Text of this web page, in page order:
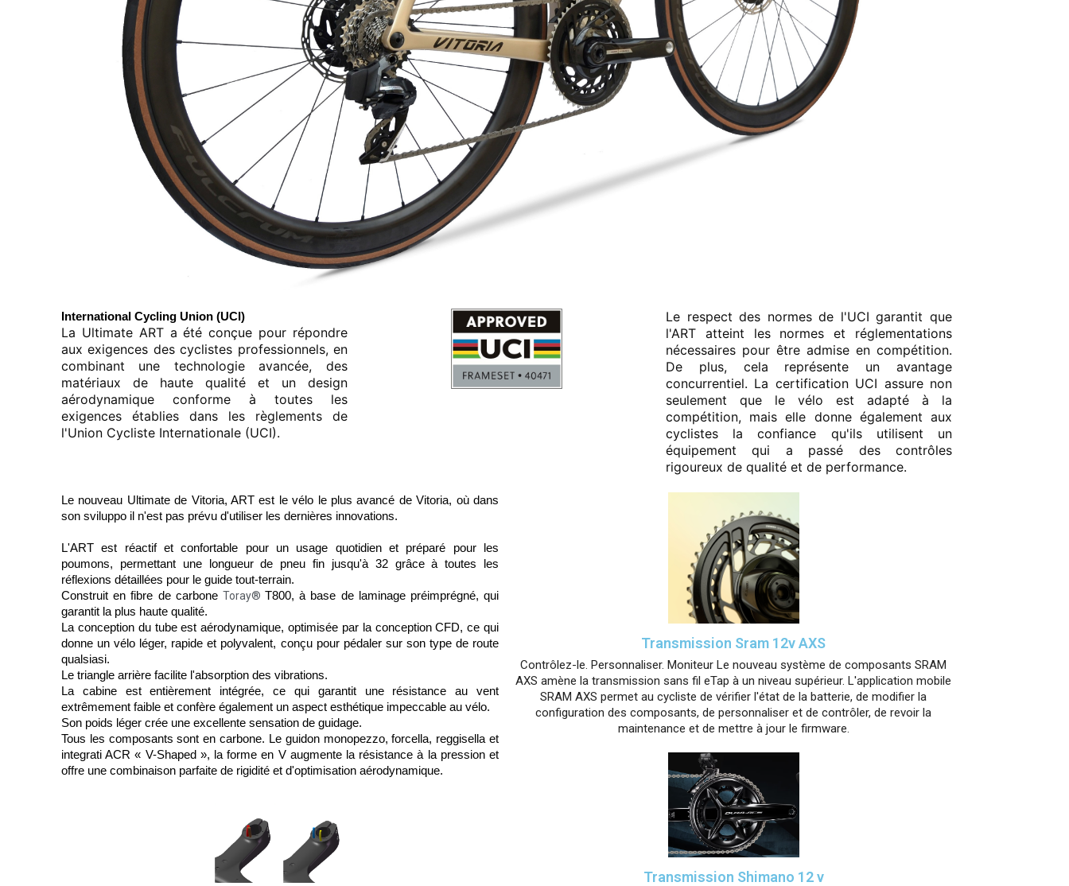
International Cycling Union (UCI)
La Ultimate ART a été conçue pour répondre
aux exigences des cyclistes professionnels, en
combinant une technologie avancée, des
matériaux de haute qualité et un design
aérodynamique conforme à toutes les
exigences établies dans les règlements de
l'Union Cycliste Internationale (UCI).
Le respect des normes de l'UCI garantit que
l'ART atteint les normes et réglementations
nécessaires pour être admise en compétition.
De plus, cela représente un avantage
concurrentiel. La certification UCI assure non
seulement que le vélo est adapté à la
compétition, mais elle donne également aux
cyclistes la confiance qu'ils utilisent un
équipement qui a passé des contrôles
rigoureux de qualité et de performance.
Le nouveau Ultimate de Vitoria, ART est le vélo le plus avancé de Vitoria, où dans
son sviluppo il n'est pas prévu d'utiliser les dernières innovations.
L'ART est réactif et confortable pour un usage quotidien et préparé pour les
poumons, permettant une longueur de pneu fin jusqu'à 32 grâce à toutes les
réflexions détaillées pour le guide tout-terrain.
Construit en fibre de carbone Toray®T800, à base de laminage préimprégné, qui
garantit la plus haute qualité.
La conception du tube est aérodynamique, optimisée par la conception CFD, ce qui
donne un vélo léger, rapide et polyvalent, conçu pour pédaler sur son type de route
qualsiasi.
Le triangle arrière facilite l'absorption des vibrations.
La cabine est entièrement intégrée, ce qui garantit une résistance au vent
extrêmement faible et confère également un aspect esthétique impeccable au vélo.
Son poids léger crée une excellente sensation de guidage.
Tous les composants sont en carbone. Le guidon monopezzo, forcella, reggisella et
integrati ACR « V-Shaped », la forme en V augmente la résistance à la pression et
offre une combinaison parfaite de rigidité et d'optimisation aérodynamique.
Transmission Sram 12v AXS
Contrôlez-le. Personnaliser. Moniteur Le nouveau système de composants SRAM
AXS amène la transmission sans fil eTap à un niveau supérieur. L'application mobile
SRAM AXS permet au cycliste de vérifier l'état de la batterie, de modifier la
configuration des composants, de personnaliser et de contrôler, de revoir la
maintenance et de mettre à jour le firmware.
Transmission Shimano 12 v